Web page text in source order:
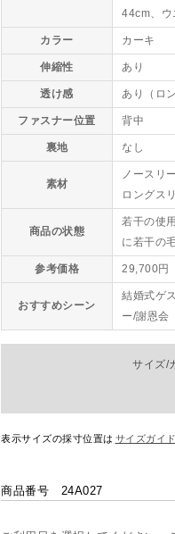
44cm、ウ
カラー カーキ
伸縮性 あり
透け感 あり（ロ
ファスナー位置 背中
裏地 なし
素材
ノースリ
ロングス
商品の状態
若干の使
に若干の
参考価格 29,700円
おすすめシーン
結婚式ゲ
ー/謝恩会
サイズ/
表示サイズの採寸位置は サイズガイド
商品番号 24A027